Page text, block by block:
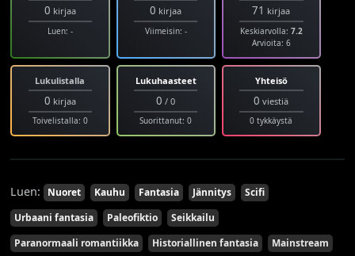
0 kirjaa
Luen: -
0 kirjaa
Viimeisin: -
71 kirjaa
Keskiarvolla: 7.2
Arvioita: 6
Lukulistalla
0 kirjaa
Toivelistalla: 0
Lukuhaasteet
0 / 0
Suorittanut: 0
Yhteisö
0 viestiä
0 tykkäystä
Luen: Nuoret Kauhu Fantasia Jännitys
Scifi
Urbaani fantasia
Paleofiktio
Seikkailu
Paranormaali romantiikka
Historiallinen fantasia
Mainstream